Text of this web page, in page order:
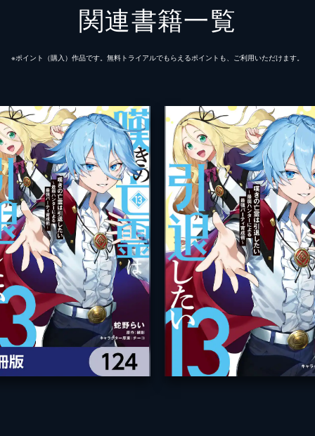
関連書籍一覧
※ポイント（購⼊）作品です。無料トライアルでもらえるポイントも、ご利⽤いただけます。